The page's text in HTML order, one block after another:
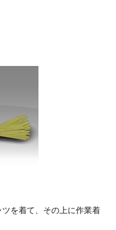
を着て、その上に作業着